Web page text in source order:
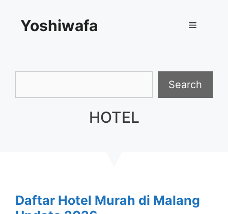
Yoshiwafa
Search
HOTEL
Daftar Hotel Murah di Malang